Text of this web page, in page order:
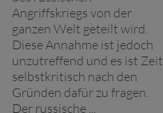
Angriffskriegs von der
ganzen Welt geteilt wird.
Diese Annahme ist jedoch
unzutreffend und es ist Zeit,
selbstkritisch nach den
Gründen dafür zu fragen.
Der russische ...